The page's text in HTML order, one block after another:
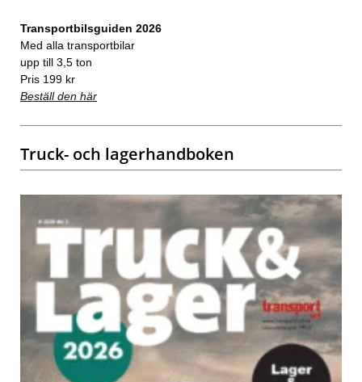
Transportbilsguiden 2026
Med alla transportbilar
upp till 3,5 ton
Pris 199 kr
Beställ den här
Truck- och lagerhandboken